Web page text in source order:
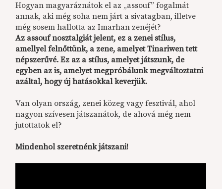
Hogyan magyaráznátok el az „assouf” fogalmát
annak, aki még soha nem járt a sivatagban, illetve
még sosem hallotta az Imarhan zenéjét?
Az assouf nosztalgiát jelent, ez a zenei stílus,
amellyel felnőttünk, a zene, amelyet Tinariwen tett
népszerűvé. Ez az a stílus, amelyet játszunk, de
egyben az is, amelyet megpróbálunk megváltoztatni
azáltal, hogy új hatásokkal keverjük.
Van olyan ország, zenei közeg vagy fesztivál, ahol
nagyon szívesen játszanátok, de ahová még nem
jutottatok el?
Mindenhol szeretnénk játszani!